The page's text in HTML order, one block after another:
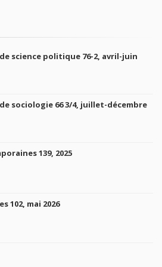
science politique 76-2, avril-juin
sociologie 66 3/4, juillet-décembre
139, 2025
102, mai 2026